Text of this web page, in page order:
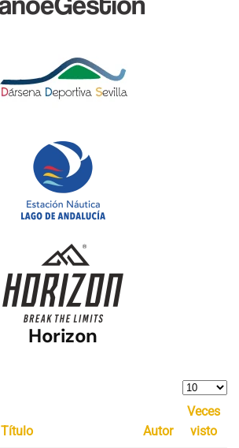
Horizon
Cantidad
Título Autor
Veces
visto